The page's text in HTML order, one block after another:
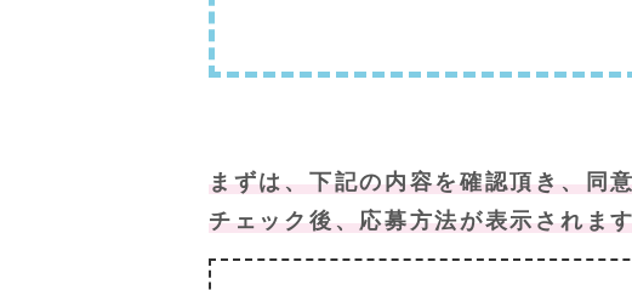
まずは、下記の内容を確認頂き、同
チェック後、応募方法が表示されま